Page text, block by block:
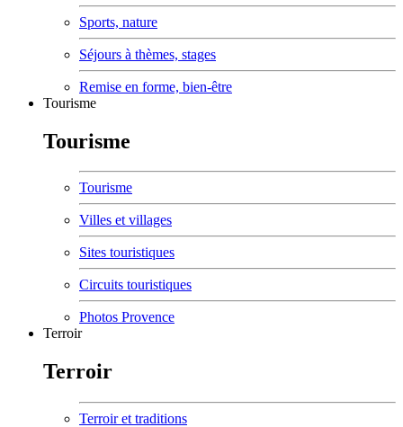
Sports, nature
Séjours à thèmes, stages
Remise en forme, bien-être
Tourisme
Tourisme
Tourisme
Villes et villages
Sites touristiques
Circuits touristiques
Photos Provence
Terroir
Terroir
Terroir et traditions